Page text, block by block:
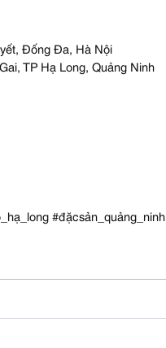
Đống Đa, Hà Nội
TP Hạ Long, Quảng Ninh
#đặcsản_quảng_ninh